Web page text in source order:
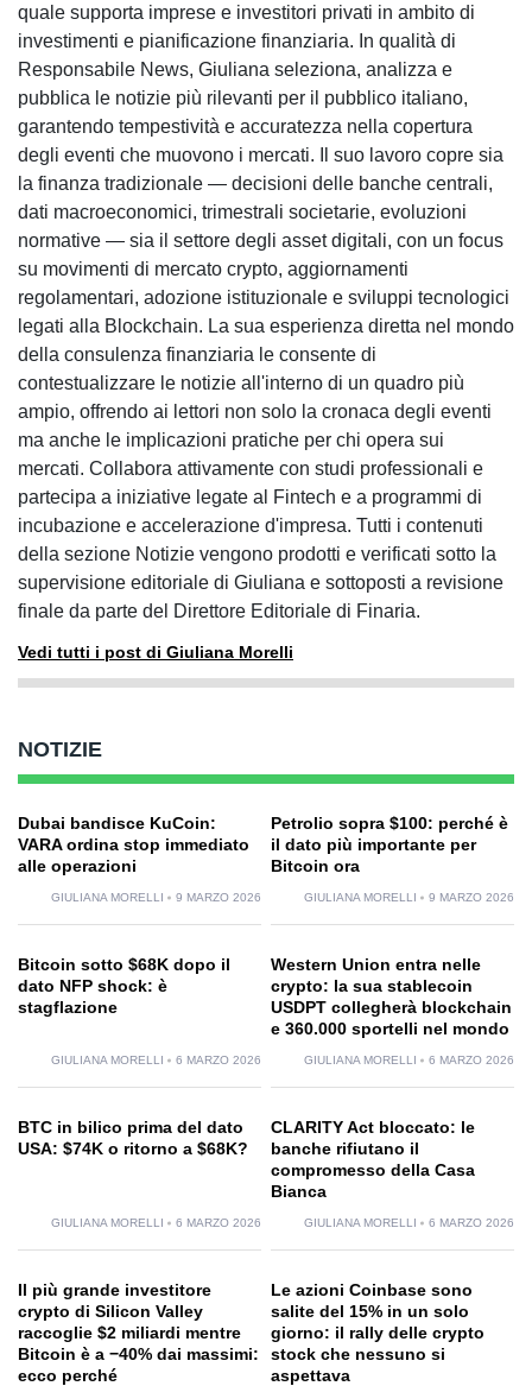
quale supporta imprese e investitori privati in ambito di
investimenti e pianificazione finanziaria. In qualità di
Responsabile News, Giuliana seleziona, analizza e
pubblica le notizie più rilevanti per il pubblico italiano,
garantendo tempestività e accuratezza nella copertura
degli eventi che muovono i mercati. Il suo lavoro copre sia
la finanza tradizionale — decisioni delle banche centrali,
dati macroeconomici, trimestrali societarie, evoluzioni
normative — sia il settore degli asset digitali, con un focus
su movimenti di mercato crypto, aggiornamenti
regolamentari, adozione istituzionale e sviluppi tecnologici
legati alla Blockchain. La sua esperienza diretta nel mondo
della consulenza finanziaria le consente di
contestualizzare le notizie all'interno di un quadro più
ampio, offrendo ai lettori non solo la cronaca degli eventi
ma anche le implicazioni pratiche per chi opera sui
mercati. Collabora attivamente con studi professionali e
partecipa a iniziative legate al Fintech e a programmi di
incubazione e accelerazione d'impresa. Tutti i contenuti
della sezione Notizie vengono prodotti e verificati sotto la
supervisione editoriale di Giuliana e sottoposti a revisione
finale da parte del Direttore Editoriale di Finaria.
Vedi tutti i post di Giuliana Morelli
NOTIZIE
Dubai bandisce KuCoin:
VARA ordina stop immediato
alle operazioni
GIULIANA MORELLI 9 MARZO 2026
Petrolio sopra $100: perché è
il dato più importante per
Bitcoin ora
GIULIANA MORELLI 9 MARZO 2026
Bitcoin sotto $68K dopo il
dato NFP shock: è
stagflazione
GIULIANA MORELLI 6 MARZO 2026
Western Union entra nelle
crypto: la sua stablecoin
USDPT collegherà blockchain
e 360.000 sportelli nel mondo
GIULIANA MORELLI 6 MARZO 2026
BTC in bilico prima del dato
USA: $74K o ritorno a $68K?
GIULIANA MORELLI 6 MARZO 2026
CLARITY Act bloccato: le
banche rifiutano il
compromesso della Casa
Bianca
GIULIANA MORELLI 6 MARZO 2026
Il più grande investitore
crypto di Silicon Valley
raccoglie $2 miliardi mentre
Bitcoin è a −40% dai massimi:
ecco perché
Le azioni Coinbase sono
salite del 15% in un solo
giorno: il rally delle crypto
stock che nessuno si
aspettava